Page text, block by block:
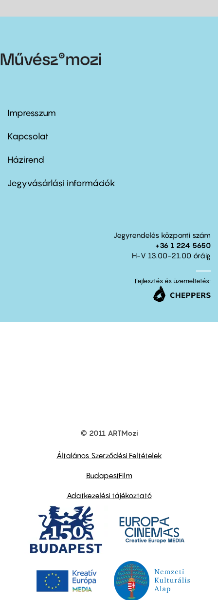
Footer
first
Impresszum
Kapcsolat
Footer
second
Házirend
Jegyvásárlási információk
Jegyrendelés központi szám
+36 1 224 5650
H-V 13.00-21.00 óráig
Fejlesztés és üzemeltetés:
© 2011 ARTMozi
Általános Szerződési Feltételek
BudapestFilm
Adatkezelési tájékoztató